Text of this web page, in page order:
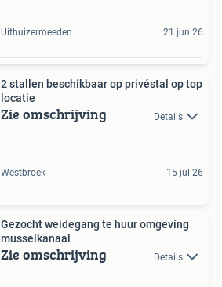
Uithuizermeeden 21 jun 26
2 stallen beschikbaar op privéstal op top
locatie
Zie omschrijving Details
Westbroek 15 jul 26
Gezocht weidegang te huur omgeving
musselkanaal
Zie omschrijving Details